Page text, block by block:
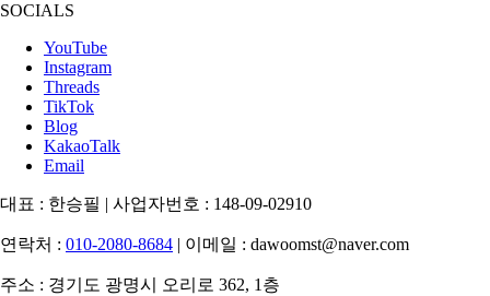
SOCIALS
YouTube
Instagram
Threads
TikTok
Blog
KakaoTalk
Email
대표 : 한승필 | 사업자번호 : 148-09-02910
연락처 : 010-2080-8684 | 이메일 : dawoomst@naver.com
주소 : 경기도 광명시 오리로 362, 1층